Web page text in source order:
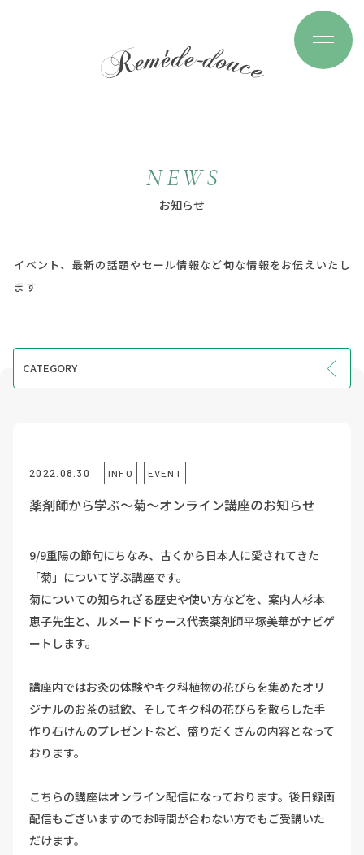
NEWS
お知らせ
イベント、最新の話題やセール情報など旬な情報をお伝えいたし
ます
CATEGORY
VOICE
2022.08.30 INFO EVENT
薬剤師から学ぶ～菊～オンライン講座のお知らせ
9/9重陽の節句にちなみ、古くから日本人に愛されてきた
「菊」について学ぶ講座です。
菊についての知られざる歴史や使い方などを、案内人杉本
恵子先生と、ルメードドゥース代表薬剤師平塚美華がナビゲ
ートします。
講座内ではお灸の体験やキク科植物の花びらを集めたオリ
ジナルのお茶の試飲、そしてキク科の花びらを散らした手
作り石けんのプレゼントなど、盛りだくさんの内容となって
おります。
こちらの講座はオンライン配信になっております。後日録画
配信もございますのでお時間が合わない方でもご受講いた
だけます。